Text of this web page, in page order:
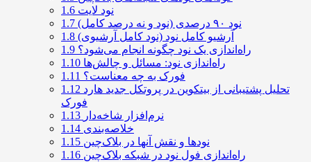
1.6 نود لایت
1.7
نود ۹۰ درصدی (نود و نه درصد کامل)
1.8 آرشیو کامل نود (نود کامل آرشیوی)
1.9 راه‌اندازی یک نود چگونه انجام می‌شود؟
1.10 راه‌اندازی نود: مسائل و چالش‌ها
1.11 فورک به چه معناست؟
1.12
فورک
1.13 نرم‌افزار شاخه‌دار
1.14 خلاصه‌بندی
1.15 نودها و نقش آنها در بلاک‌چین
1.16 راه‌اندازی فول نود در شبکه بلاک‌چین